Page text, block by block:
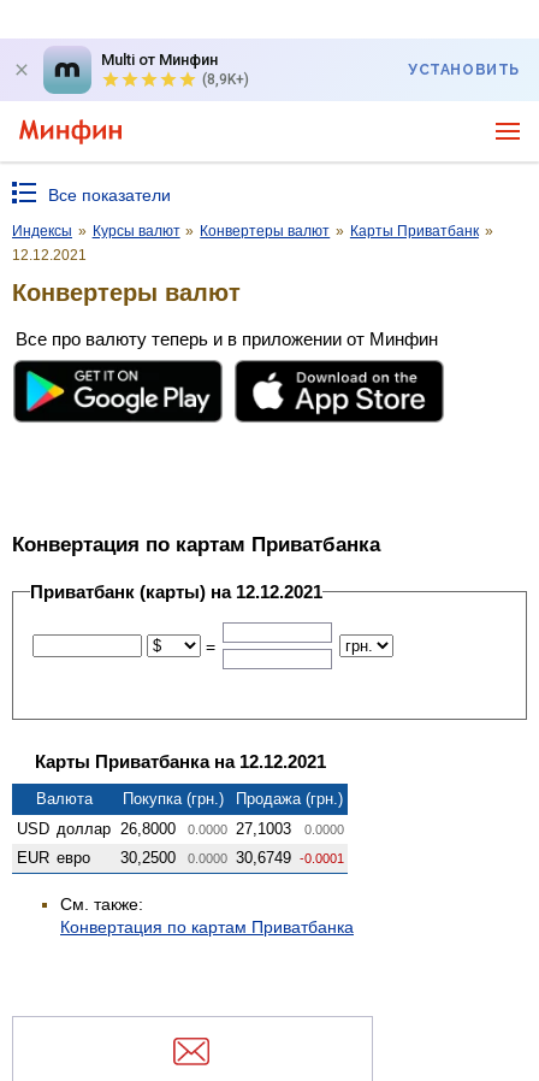
Multi от Минфин
(8,9K+)
УСТАНОВИТЬ
Все показатели
Индексы » Курсы валют » Конвертеры валют » Карты Приватбанк »
12.12.2021
Конвертеры валют
Все про валюту теперь и в приложении от Минфин
Конвертация по картам Приватбанка
Приватбанк (карты) на 12.12.2021
=
Карты Приватбанка на 12.12.2021
Валюта Покупка (грн.)
Продажа (грн.)
USD доллар 26,8000 0.0000 27,1003 0.0000
EUR евро 30,2500 0.0000 30,6749 -0.0001
См. также:
Конвертация по картам Приватбанка